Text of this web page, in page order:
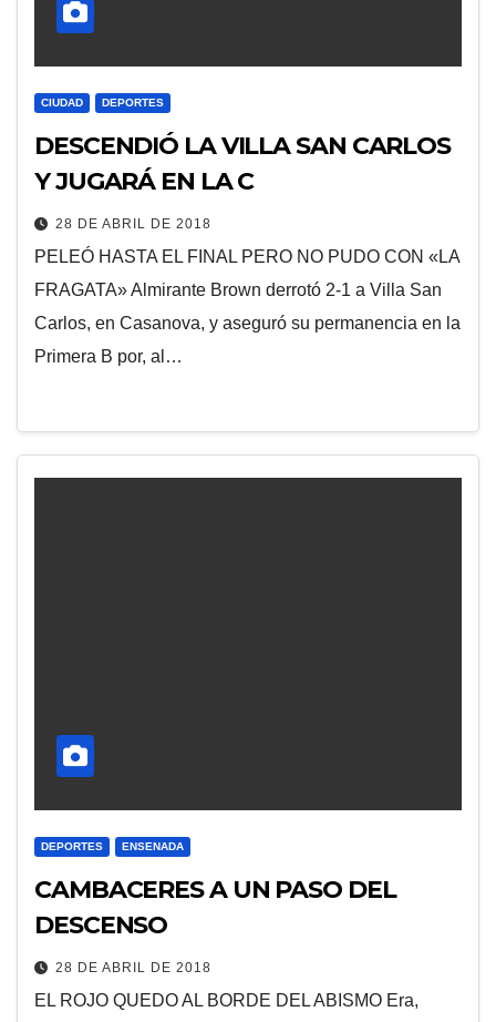
CIUDAD DEPORTES
DESCENDIÓ LA VILLA SAN CARLOS
Y JUGARÁ EN LA C
28 DE ABRIL DE 2018
PELEÓ HASTA EL FINAL PERO NO PUDO CON «LA
FRAGATA» Almirante Brown derrotó 2-1 a Villa San
Carlos, en Casanova, y aseguró su permanencia en la
Primera B por, al…
DEPORTES ENSENADA
CAMBACERES A UN PASO DEL
DESCENSO
28 DE ABRIL DE 2018
EL ROJO QUEDO AL BORDE DEL ABISMO Era,